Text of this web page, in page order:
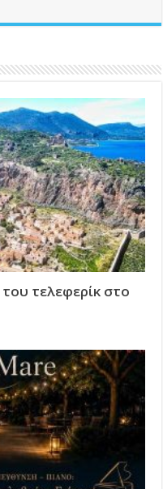
τελεφερίκ στο